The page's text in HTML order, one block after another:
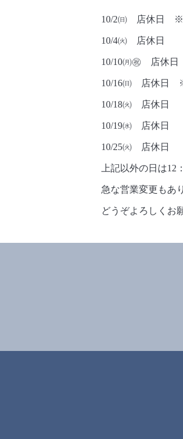
10/2㈰ 店休日 ※
10/4㈫ 店休日
10/10㈪㊗ 店休日
10/16㈰ 店休日
10/18㈫ 店休日
10/19㈬ 店休日
10/25㈫ 店休日
上記以外の日は
急な営業変更もあ
どうぞよろしくお